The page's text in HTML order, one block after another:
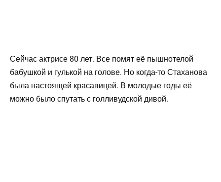
Сейчас актрисе 80 лет. Все помят её пышнотелой
бабушкой и гулькой на голове. Но когда-то Стаханова
была настоящей красавицей. В молодые годы её
можно было спутать с голливудской дивой.